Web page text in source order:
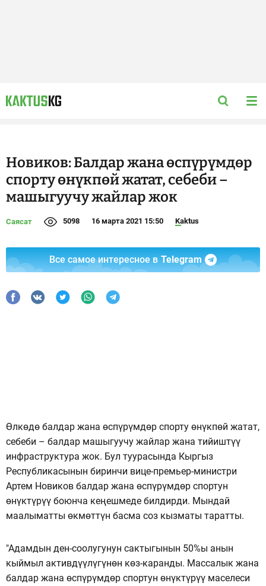
Новиков: Балдар жана өспүрүмдөр
спорту өнүкпөй жатат, себеби –
машыгуучу жайлар жок
Саясат 5098 16 марта 2021 15:50 Kaktus
Все самое интересное в Telegram
Өлкөдө балдар жана өспүрүмдөр спорту өнүкпөй жатат,
себеби – балдар машыгуучу жайлар жана тийиштүү
инфраструктура жок. Бул туурасында Кыргыз
Республикасынын биринчи вице-премьер-министри
Артем Новиков балдар жана өспүрүмдөр спортун
өнүктүрүү боюнча кеңешмеде билдирди. Мындай
маалыматты өкмөттүн басма соз кызматы таратты.
"Адамдын ден-соолугунун сактыгынын 50%ы анын
кыймыл активдүүлүгүнөн көз-каранды. Массалык жана
балдар жана өспүрүмдөр спортун өнүктүрүү маселеси